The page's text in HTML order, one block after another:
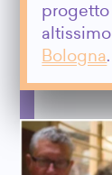
progetto
Bologna.